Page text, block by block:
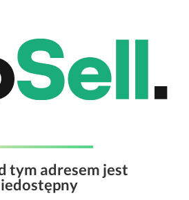
tym adresem jest